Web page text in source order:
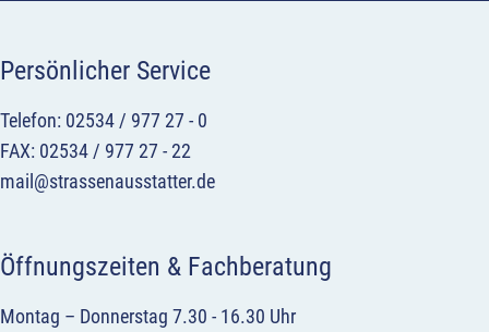
Persönlicher Service
Telefon: 02534 / 977 27 - 0
FAX: 02534 / 977 27 - 22
mail@strassenausstatter.de
Öffnungszeiten & Fachberatung
Montag – Donnerstag 7.30 - 16.30 Uhr